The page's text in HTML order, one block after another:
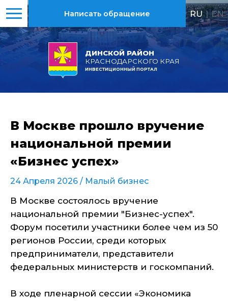
ДИНСКОЙ РАЙОН
КРАСНОДАРСКОГО КРАЯ
ИНВЕСТИЦИОННЫЙ ПОРТАЛ
Написать обращение RU | EN
В Москве прошло вручение
национальной премии
«Бизнес успех»
24 Апреля 2026 / Малый бизнес
В Москве состоялось вручение
национальной премии "Бизнес-успех".
Форум посетили участники более чем из 50
регионов России, среди которых
предприниматели, представители
федеральных министерств и госкомпаний.
В ходе пленарной сессии «Экономика